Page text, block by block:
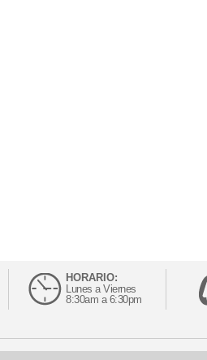
HORARIO:
Lunes a Viernes
8:30am a 6:30pm